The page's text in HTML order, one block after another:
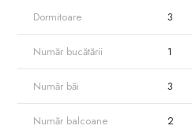
Dormitoare 3
Număr bucătării 1
Număr băi 3
Număr balcoane 2